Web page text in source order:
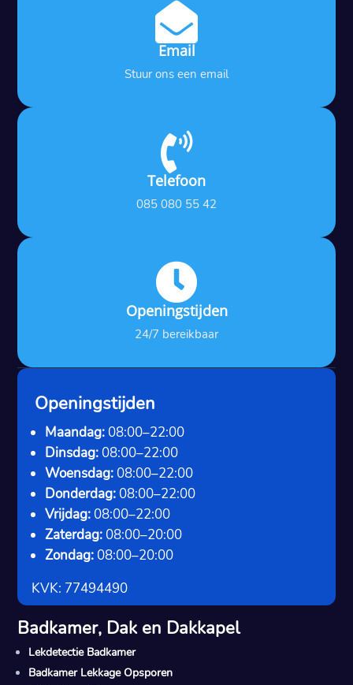

Email
Stuur ons een email

Telefoon
085 080 55 42

Openingstijden
24/7 bereikbaar
Openingstijden
Maandag: 08:00–22:00
Dinsdag: 08:00–22:00
Woensdag: 08:00–22:00
Donderdag: 08:00–22:00
Vrijdag: 08:00–22:00
Zaterdag: 08:00–20:00
Zondag: 08:00–20:00
KVK: 77494490
Badkamer, Dak en Dakkapel
Lekdetectie Badkamer
Badkamer Lekkage Opsporen